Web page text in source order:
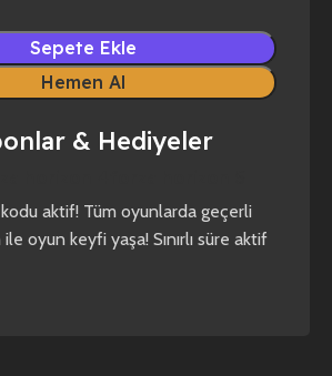
Sepete Ekle
Hemen Al
& Hediyeler
aktif! Tüm oyunlarda geçerli
oyun keyfi yaşa! Sınırlı süre aktif